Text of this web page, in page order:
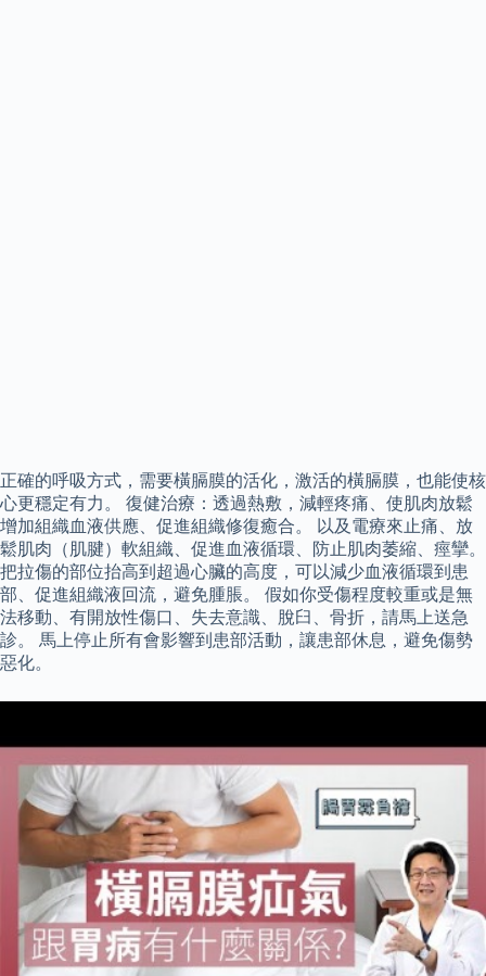
正確的呼吸方式，需要橫膈膜的活化，激活的橫膈膜，也能使核
心更穩定有力。 復健治療：透過熱敷，減輕疼痛、使肌肉放鬆
增加組織血液供應、促進組織修復癒合。 以及電療來止痛、放
鬆肌肉（肌腱）軟組織、促進血液循環、防止肌肉萎縮、痙攣。
把拉傷的部位抬高到超過心臟的高度，可以減少血液循環到患
部、促進組織液回流，避免腫脹。 假如你受傷程度較重或是無
法移動、有開放性傷口、失去意識、脫臼、骨折，請馬上送急
診。 馬上停止所有會影響到患部活動，讓患部休息，避免傷勢
惡化。